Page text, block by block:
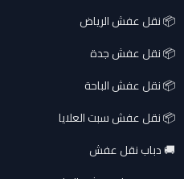
📦 نقل عفش الرياض
📦 نقل عفش جدة
📦 نقل عفش الباحة
📦 نقل عفش سبت العلايا
🚚 دباب نقل عفش